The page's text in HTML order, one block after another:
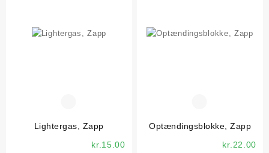
Lightergas, Zapp
kr.15.00
Optændingsblokke, Zapp
kr.22.00